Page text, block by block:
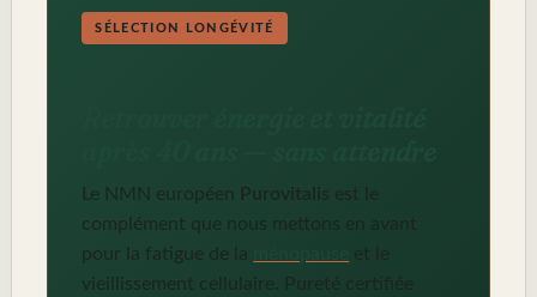
SÉLECTION LONGÉVITÉ
Le NMN européen Purovitalis est le
complément que nous mettons en avant
pour la fatigue de la
et le
vieillissement cellulaire. Pureté certifiée